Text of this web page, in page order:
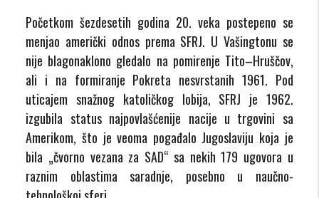
Početkom šezdesetih godina 20. veka postepeno se
menjao američki odnos prema SFRJ. U Vašingtonu se
nije blagonaklono gledalo na pomirenje Tito–Hruščov,
ali i na formiranje Pokreta nesvrstanih 1961. Pod
uticajem snažnog katoličkog lobija, SFRJ je 1962.
izgubila status najpovlašćenije nacije u trgovini sa
Amerikom, što je veoma pogađalo Jugoslaviju koja je
bila „čvorno vezana za SAD“ sa nekih 179 ugovora u
raznim oblastima saradnje, posebno u naučno-